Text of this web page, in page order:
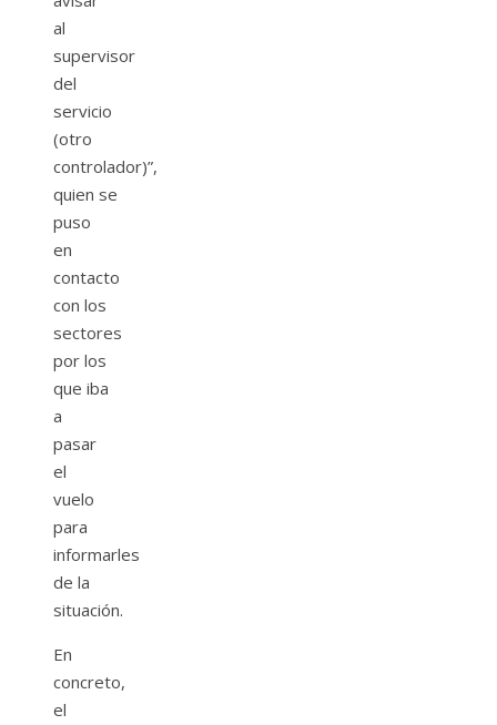
al
supervisor
del
servicio
(otro
controlador)”,
quien se
puso
en
contacto
con los
sectores
por los
que iba
a
pasar
el
vuelo
para
informarles
de la
situación.
En
concreto,
el